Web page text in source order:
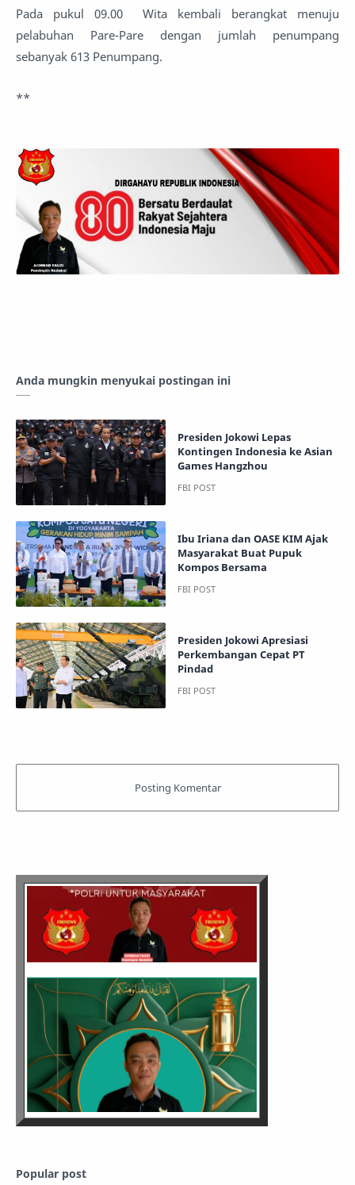
Pada pukul 09.00 Wita kembali berangkat menuju
pelabuhan Pare-Pare dengan jumlah penumpang
sebanyak 613 Penumpang.
**
Anda mungkin menyukai postingan ini
Presiden Jokowi Lepas
Kontingen Indonesia ke Asian
Games Hangzhou
Ibu Iriana dan OASE KIM Ajak
Masyarakat Buat Pupuk
Kompos Bersama
Presiden Jokowi Apresiasi
Perkembangan Cepat PT
Pindad
Popular post